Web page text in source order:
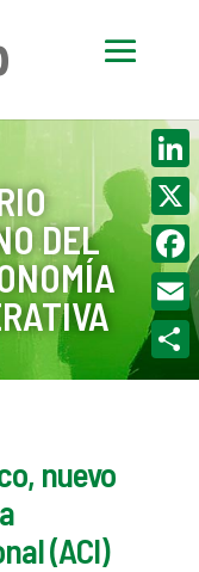
DEL
nuevo
(ACI)
X
Email